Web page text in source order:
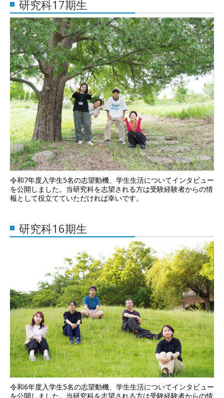
研究科17期生
令和7年度入学生5名の志望動機、学生生活についてインタビュー
を公開しました。当研究科を志望される方は受験経験者からの情
報として役立てていただければ幸いです。
研究科16期生
令和6年度入学生5名の志望動機、学生生活についてインタビュー
を公開しました。当研究科を志望される方は受験経験者からの情